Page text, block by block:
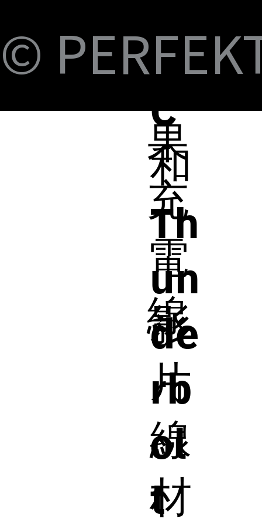
B-
C
和
Th
un
de
rb
ol
t
Fi
蘋
果
充
電
線
影
片
線
材
©